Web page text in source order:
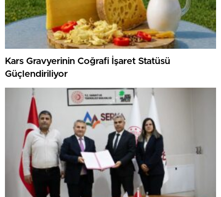
Kars Gravyerinin Coğrafi İşaret Statüsü
Güçlendiriliyor